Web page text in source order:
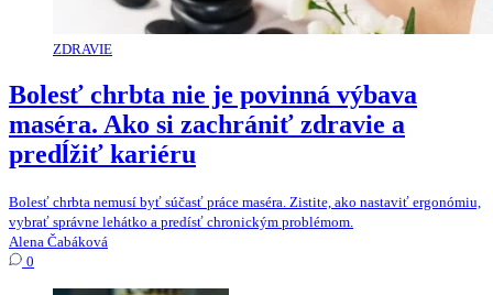
ZDRAVIE
Bolesť chrbta nie je povinná výbava
maséra. Ako si zachrániť zdravie a
predĺžiť kariéru
Bolesť chrbta nemusí byť súčasť práce maséra. Zistite, ako nastaviť ergonómiu,
vybrať správne lehátko a predísť chronickým problémom.
Alena Čabáková
0